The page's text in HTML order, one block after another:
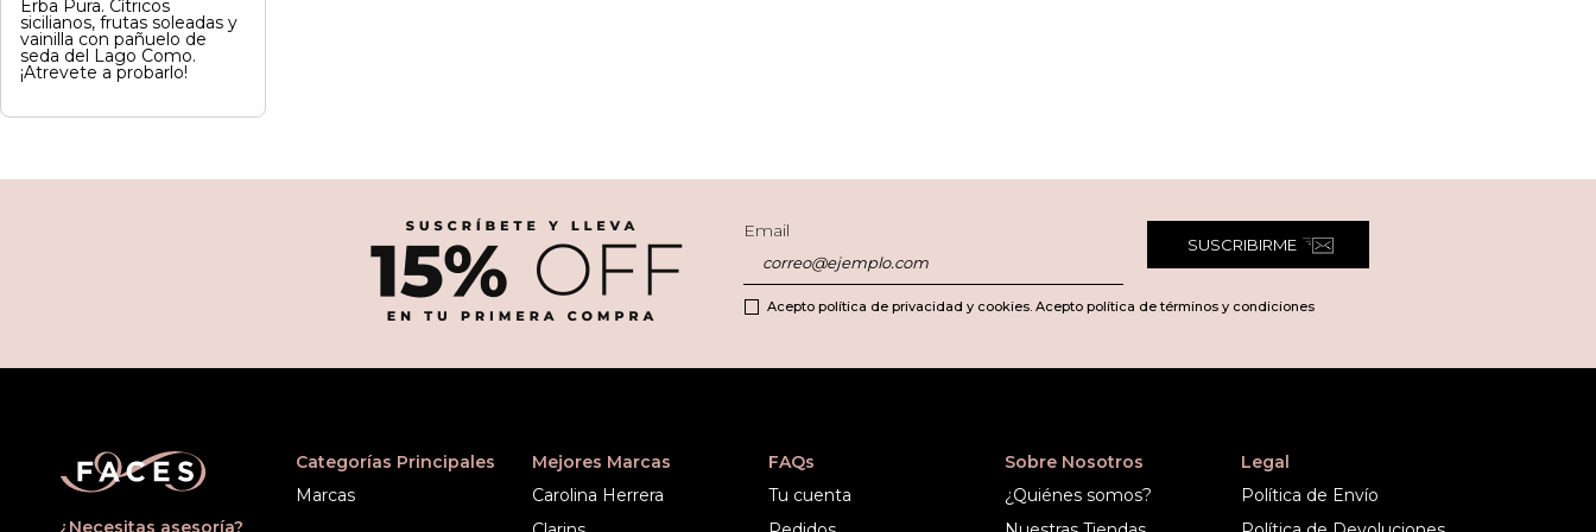
Erba Pura. Cítricos
sicilianos, frutas soleadas y
vainilla con pañuelo de
seda del Lago Como.
¡Atrevete a probarlo!
Email
SUSCRIBIRME
Acepto política de privacidad y cookies. Acepto política de términos y condiciones
¿Necesitas asesoría?
Categorías Principales
Marcas
Mejores Marcas
Carolina Herrera
FAQs
Tu cuenta
Sobre Nosotros
¿Quiénes somos?
Legal
Política de Envío